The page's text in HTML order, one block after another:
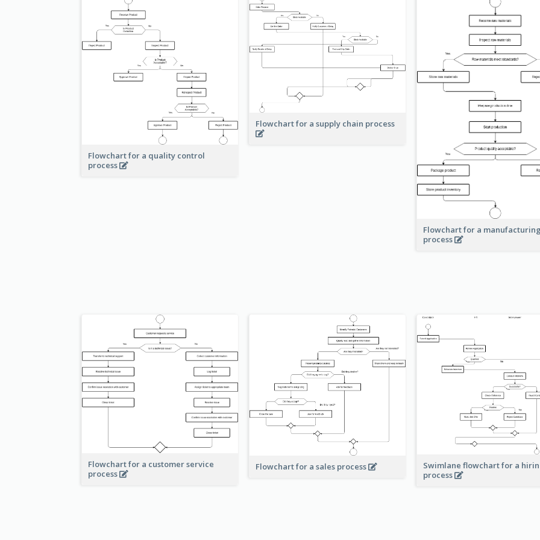
Flowchart for a quality control
process
Flowchart for a supply chain process
Flowchart for a
process
Flowchart for a customer service
process
Flowchart for a sales process
Swimlane flowchart for a
process